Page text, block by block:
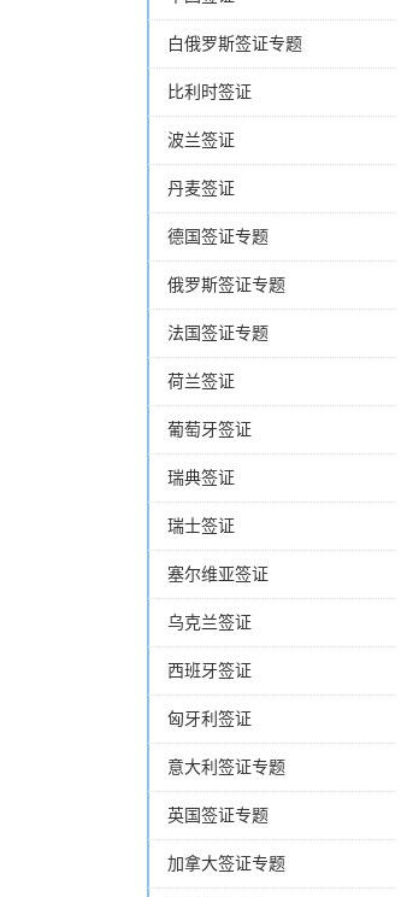
白俄罗斯签证专题
比利时签证
波兰签证
丹麦签证
德国签证专题
俄罗斯签证专题
法国签证专题
荷兰签证
葡萄牙签证
瑞典签证
瑞士签证
塞尔维亚签证
乌克兰签证
西班牙签证
匈牙利签证
意大利签证专题
英国签证专题
加拿大签证专题